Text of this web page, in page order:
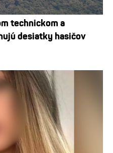
technickom a
desiatky hasičov